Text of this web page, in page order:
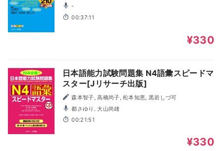
-
00:37:11
¥330
日本語能力試験問題集 N4語彙スピードマ
スター[Jリサーチ出版]
森本智子, 高橋尚子, 松本知恵, 黒岩しづ可
都さゆり, 大山尚雄
00:21:51
¥330